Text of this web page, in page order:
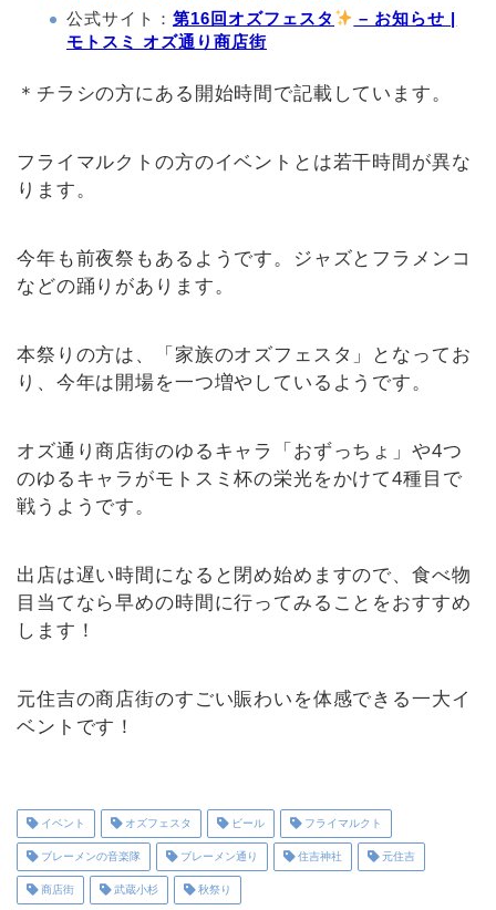
公式サイト： 第16回オズフェスタ
– お知らせ |
モトスミ オズ通り商店街
＊チラシの方にある開始時間で記載しています。
フライマルクトの方のイベントとは若干時間が異な
ります。
今年も前夜祭もあるようです。ジャズとフラメンコ
などの踊りがあります。
本祭りの方は、「家族のオズフェスタ」となってお
り、今年は開場を一つ増やしているようです。
オズ通り商店街のゆるキャラ「おずっちょ」や4つ
のゆるキャラがモトスミ杯の栄光をかけて4種目で
戦うようです。
出店は遅い時間になると閉め始めますので、食べ物
目当てなら早めの時間に行ってみることをおすすめ
します！
元住吉の商店街のすごい賑わいを体感できる一大イ
ベントです！
イベント オズフェスタ ビール フライマルクト
ブレーメンの音楽隊 ブレーメン通り 住吉神社 元住吉
商店街 武蔵小杉 秋祭り